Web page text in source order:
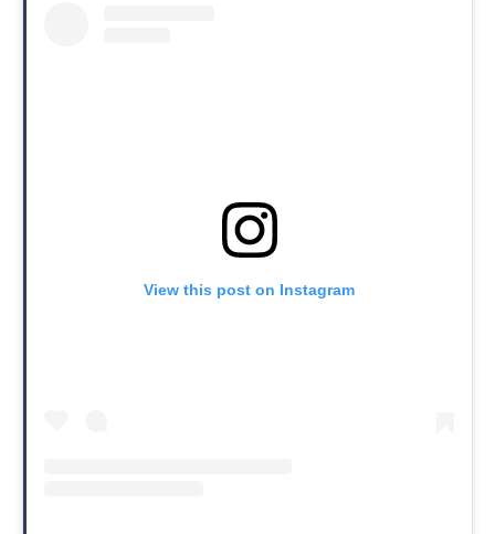
View this post on Instagram